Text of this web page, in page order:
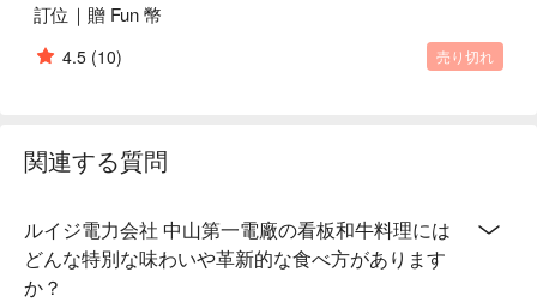
訂位｜贈 Fun 幣
4.5 (10) 売り切れ
関連する質問
ルイジ電力会社 中山第一電廠の看板和牛料理には
どんな特別な味わいや革新的な食べ方があります
か？